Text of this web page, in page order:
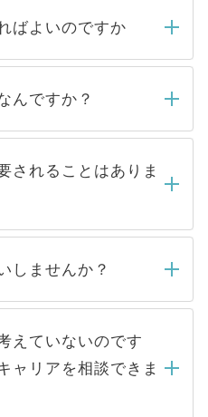
ばよいのですか
たら、弊社担当者がご
その後メールもしくは
以内にはご連絡をせて
しばらくお待ちくださ
んですか？
取り扱っている求人の
サイトからご覧いただ
」です。非公開求人は
、一般には公開してい
ため 人気のある医療機
と、応募が殺到する場
る条件に合った人材の
依頼するケースが増え
されることはありま
ることは一切ありませ
先から内定をいただい
ありません。内定先へ
リアパートナーが行い
しませんか？
ることはありませんの
。当サイトからの登録
録者様の個人情報は、
ップおよび転職活動の
たします。お預かりし
えていないのです
ャリアを相談できま